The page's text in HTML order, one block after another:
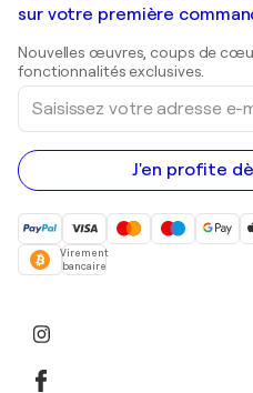
Shepard Fairey
Estampes
Peintures acryliques
Galeries d'art en Belgique
sur votre première
Nouvelles œuvres, coups de
fonctionnalités exclusives.
Saisissez
votre
adresse
e-
mail
J'en profite
Virement
bancaire